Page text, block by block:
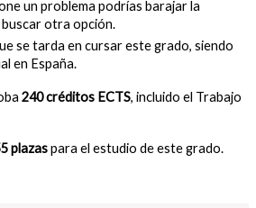
un problema podrías barajar la
otra opción.
se tarda en cursar este grado, siendo
en España.
240 créditos ECTS, incluido el Trabajo
plazaspara el estudio de este grado.